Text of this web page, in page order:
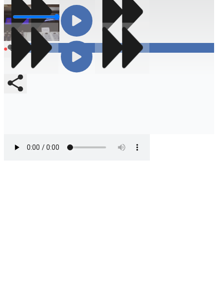
Compartir
En vivo
Volumen
Compartir